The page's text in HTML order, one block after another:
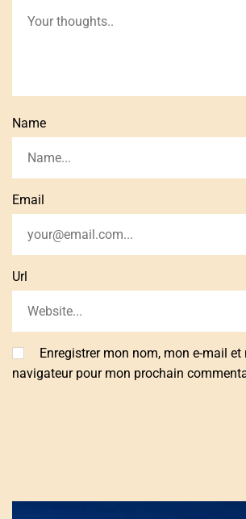
Name
Email
Url
Enregistrer mon nom, mon e-mail
navigateur pour mon prochain